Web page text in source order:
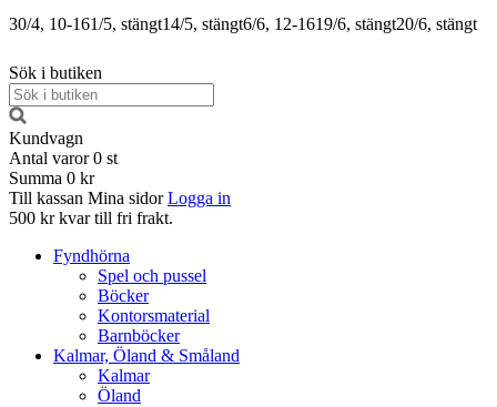
30/4, 10-161/5, stängt14/5, stängt6/6, 12-1619/6, stängt20/6, stängt
Sök i butiken
Kundvagn
Antal varor 0 st
Summa 0 kr
Till kassan Mina sidor Logga in
500 kr kvar till fri frakt.
Fyndhörna
Spel och pussel
Böcker
Kontorsmaterial
Barnböcker
Kalmar, Öland & Småland
Kalmar
Öland